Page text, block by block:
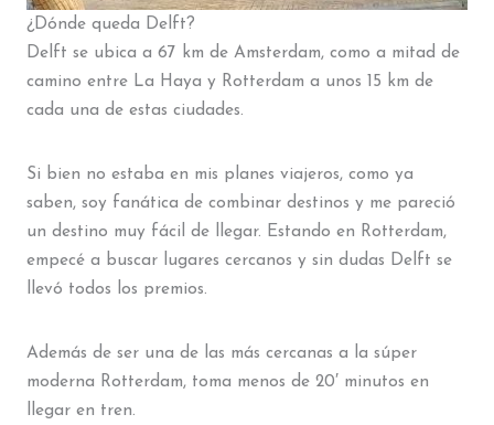
¿Dónde queda Delft?
Delft se ubica a 67 km de Amsterdam, como a mitad de
camino entre La Haya y Rotterdam a unos 15 km de
cada una de estas ciudades.
Si bien no estaba en mis planes viajeros, como ya
saben, soy fanática de combinar destinos y me pareció
un destino muy fácil de llegar. Estando en Rotterdam,
empecé a buscar lugares cercanos y sin dudas Delft se
llevó todos los premios.
Además de ser una de las más cercanas a la súper
moderna Rotterdam, toma menos de 20′ minutos en
llegar en tren.